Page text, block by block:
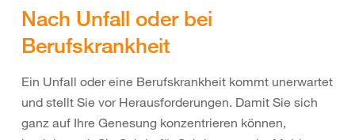
Nach Unfall oder bei
Berufskrankheit
Ein Unfall oder eine Berufskrankheit kommt unerwartet
und stellt Sie vor Herausforderungen. Damit Sie sich
ganz auf Ihre Genesung konzentrieren können,